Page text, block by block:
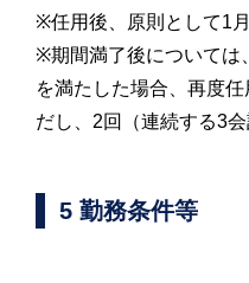
※任用後、原則として1
※期間満了後については
を満たした場合、再度
だし、2回（連続する3
5 勤務条件等